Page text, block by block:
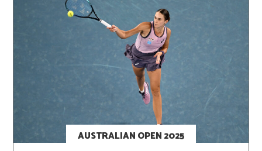
AUSTRALIAN OPEN 2025